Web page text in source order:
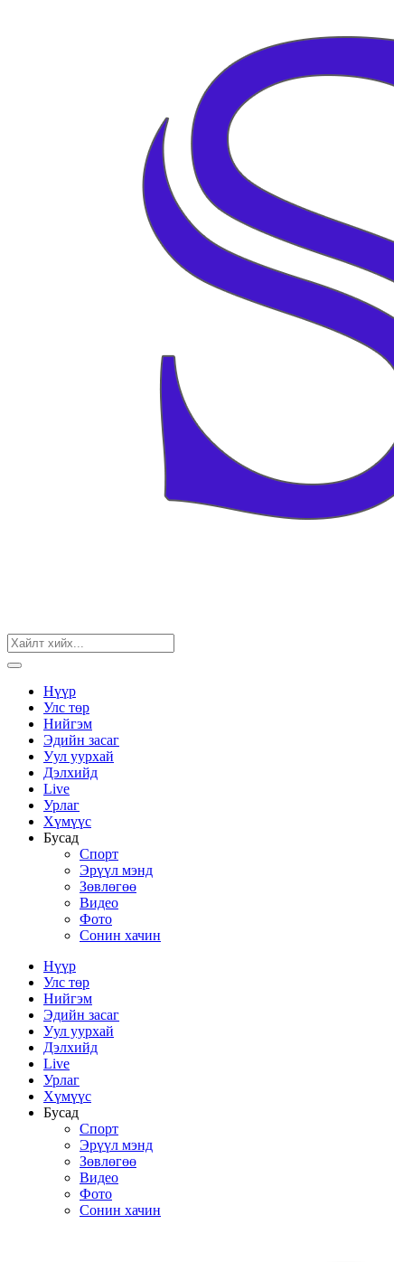
Нүүр
Улс төр
Нийгэм
Эдийн засаг
Уул уурхай
Дэлхийд
Live
Урлаг
Хүмүүс
Бусад
Спорт
Эрүүл мэнд
Зөвлөгөө
Видео
Фото
Сонин хачин
Нүүр
Улс төр
Нийгэм
Эдийн засаг
Уул уурхай
Дэлхийд
Live
Урлаг
Хүмүүс
Бусад
Спорт
Эрүүл мэнд
Зөвлөгөө
Видео
Фото
Сонин хачин